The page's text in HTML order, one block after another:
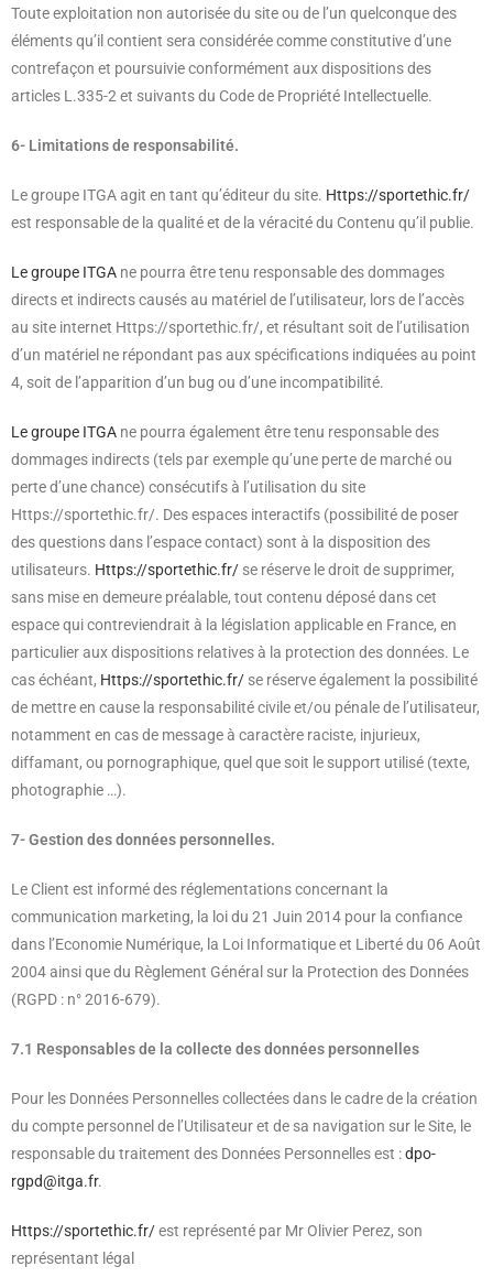
Toute exploitation non autorisée du site ou de l’un quelconque des
éléments qu’il contient sera considérée comme constitutive d’une
contrefaçon et poursuivie conformément aux dispositions des
articles L.335-2 et suivants du Code de Propriété Intellectuelle.
6- Limitations de responsabilité.
Le groupe ITGA agit en tant qu’éditeur du site. Https://sportethic.fr/
est responsable de la qualité et de la véracité du Contenu qu’il publie.
Le groupe ITGA ne pourra être tenu responsable des dommages
directs et indirects causés au matériel de l’utilisateur, lors de l’accès
au site internet Https://sportethic.fr/, et résultant soit de l’utilisation
d’un matériel ne répondant pas aux spécifications indiquées au point
4, soit de l’apparition d’un bug ou d’une incompatibilité.
Le groupe ITGA ne pourra également être tenu responsable des
dommages indirects (tels par exemple qu’une perte de marché ou
perte d’une chance) consécutifs à l’utilisation du site
Https://sportethic.fr/. Des espaces interactifs (possibilité de poser
des questions dans l’espace contact) sont à la disposition des
utilisateurs. Https://sportethic.fr/ se réserve le droit de supprimer,
sans mise en demeure préalable, tout contenu déposé dans cet
espace qui contreviendrait à la législation applicable en France, en
particulier aux dispositions relatives à la protection des données. Le
cas échéant, Https://sportethic.fr/ se réserve également la possibilité
de mettre en cause la responsabilité civile et/ou pénale de l’utilisateur,
notamment en cas de message à caractère raciste, injurieux,
diffamant, ou pornographique, quel que soit le support utilisé (texte,
photographie …).
7- Gestion des données personnelles.
Le Client est informé des réglementations concernant la
communication marketing, la loi du 21 Juin 2014 pour la confiance
dans l’Economie Numérique, la Loi Informatique et Liberté du 06 Août
2004 ainsi que du Règlement Général sur la Protection des Données
(RGPD : n° 2016-679).
7.1 Responsables de la collecte des données personnelles
Pour les Données Personnelles collectées dans le cadre de la création
du compte personnel de l’Utilisateur et de sa navigation sur le Site, le
responsable du traitement des Données Personnelles est :dpo-
rgpd@itga.fr.
Https://sportethic.fr/est représenté par Mr Olivier Perez, son
représentant légal